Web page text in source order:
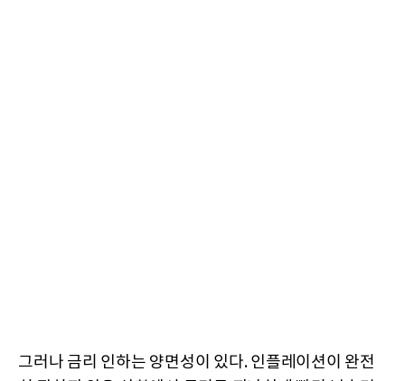
그러나 금리 인하는 양면성이 있다. 인플레이션이 완전